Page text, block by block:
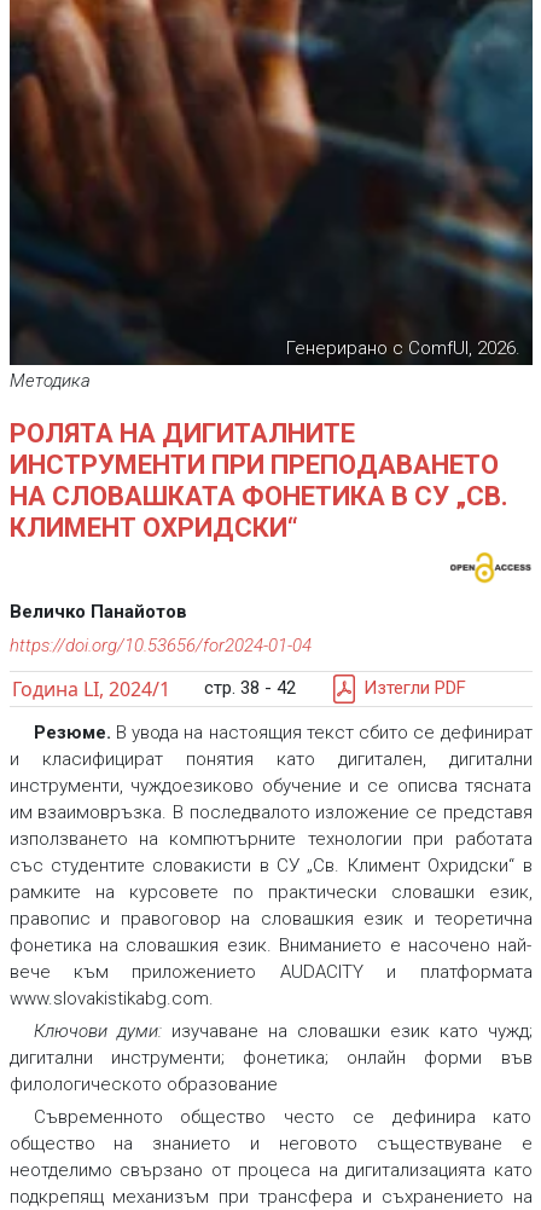
Генерирано с ComfUI, 2026.
Методика
РОЛЯТА НА ДИГИТАЛНИТЕ
ИНСТРУМЕНТИ ПРИ ПРЕПОДАВАНЕТО
НА СЛОВАШКАТА ФОНЕТИКА В СУ „СВ.
КЛИМЕНТ ОХРИДСКИ“
Величко Панайотов
https://doi.org/10.53656/for2024-01-04
Година LI, 2024/1 стр. 38 - 42 Изтегли PDF
Резюме. В увода на настоящия текст сбито се дефинират
и класифицират понятия като дигитален, дигитални
инструменти, чуждоезиково обучение и се описва тясната
им взаимовръзка. В последвалото изложение се представя
използването на компютърните технологии при работата
със студентите словакисти в СУ „Св. Климент Охридски“ в
рамките на курсовете по практически словашки език,
правопис и правоговор на словашкия език и теоретична
фонетика на словашкия език. Вниманието е насочено най-
вече към приложението AUDACITY и платформата
www.slovakistikabg.com.
Ключови думи: изучаване на словашки език като чужд;
дигитални инструменти; фонетика; онлайн форми във
филологическото образование
Съвременното общество често се дефинира като
общество на знанието и неговото съществуване е
неотделимо свързано от процеса на дигитализацията като
подкрепящ механизъм при трансфера и съхранението на